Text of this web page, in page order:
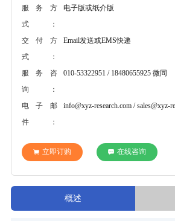
服务方
式：
电子版或纸介版
交付方
式：
Email发送或EMS快递
服务咨
询：
010-53322951 / 18480655925 微同
电子邮
件：
info@xyz-research.com / sales@xyz-
立即订购 在线咨询
概述